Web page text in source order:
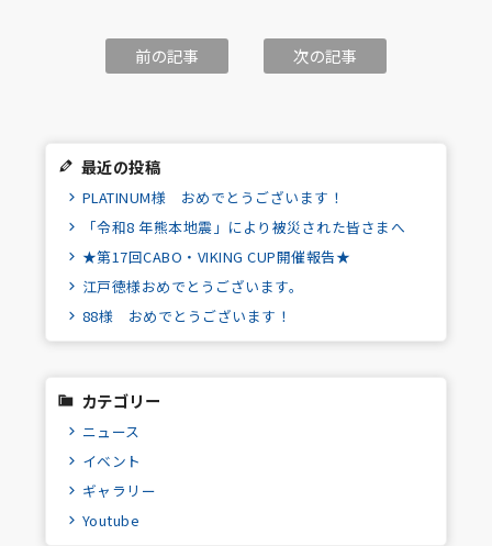
前の記事 次の記事
最近の投稿
PLATINUM様 おめでとうございます！
「令和8 年熊本地震」により被災された皆さまへ
★第17回CABO・VIKING CUP開催報告★
江戸徳様おめでとうございます。
88様 おめでとうございます！
カテゴリー
ニュース
イベント
ギャラリー
Youtube